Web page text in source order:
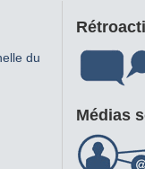
du
Médias